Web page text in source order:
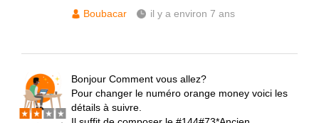
Boubacar
il y a environ 7 ans
Bonjour Comment vous allez?
Pour changer le numéro orange money voici les
détails à suivre.